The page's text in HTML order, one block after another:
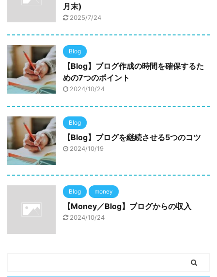
月末)
2025/7/24
Blog
【Blog】ブログ作成の時間を確保するた
めの7つのポイント
2024/10/24
Blog
【Blog】ブログを継続させる5つのコツ
2024/10/19
Blog money
【Money／Blog】ブログからの収入
2024/10/24